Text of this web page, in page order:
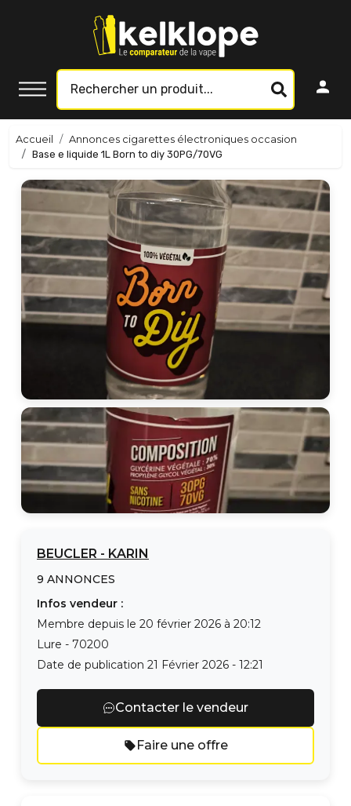
Accueil
Annonces cigarettes électroniques occasion
Base e liquide 1L Born to diy 30PG/70VG
BEUCLER - KARIN
9 ANNONCES
Infos vendeur :
Membre depuis le 20 février 2026 à 20:12
Lure - 70200
Date de publication 21 Février 2026 - 12:21
Contacter le vendeur
Faire une offre